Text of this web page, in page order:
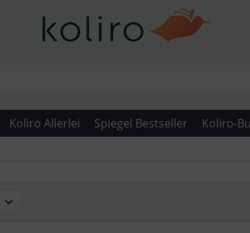
Koliro Allerlei Spiegel Bestseller Koliro-